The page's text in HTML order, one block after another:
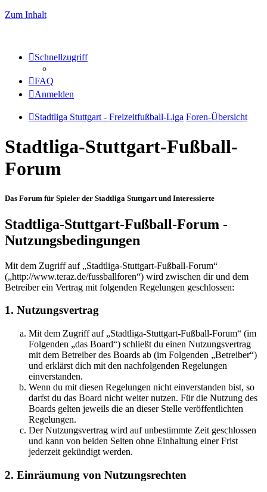
Zum Inhalt
Schnellzugriff
FAQ
Anmelden
Stadtliga Stuttgart - Freizeitfußball-Liga Foren-Übersicht
Stadtliga-Stuttgart-Fußball-
Forum
Das Forum für Spieler der Stadtliga Stuttgart und Interessierte
Stadtliga-Stuttgart-Fußball-Forum -
Nutzungsbedingungen
Mit dem Zugriff auf „Stadtliga-Stuttgart-Fußball-Forum“
(„http://www.teraz.de/fussballforen“) wird zwischen dir und dem
Betreiber ein Vertrag mit folgenden Regelungen geschlossen:
1. Nutzungsvertrag
Mit dem Zugriff auf „Stadtliga-Stuttgart-Fußball-Forum“ (im
Folgenden „das Board“) schließt du einen Nutzungsvertrag
mit dem Betreiber des Boards ab (im Folgenden „Betreiber“)
und erklärst dich mit den nachfolgenden Regelungen
einverstanden.
Wenn du mit diesen Regelungen nicht einverstanden bist, so
darfst du das Board nicht weiter nutzen. Für die Nutzung des
Boards gelten jeweils die an dieser Stelle veröffentlichten
Regelungen.
Der Nutzungsvertrag wird auf unbestimmte Zeit geschlossen
und kann von beiden Seiten ohne Einhaltung einer Frist
jederzeit gekündigt werden.
2. Einräumung von Nutzungsrechten